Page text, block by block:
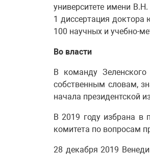
университете имени
1 диссертация доктора
100 научных и учебно-
Во власти
В команду Зеленского
собственным словам,
начала президентской
В 2019 году избрана в
комитета по вопросам
28 декабря 2019